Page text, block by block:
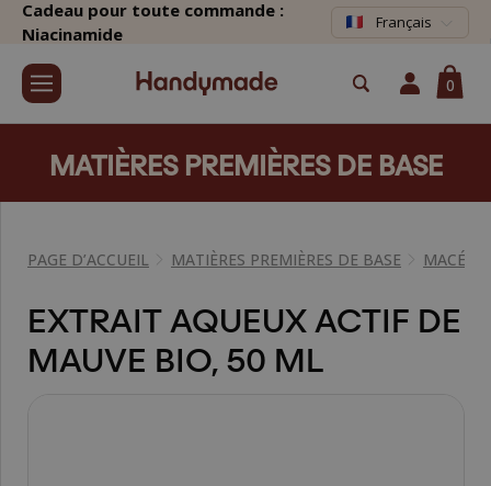
Cadeau pour toute commande :
Niacinamide
Français
0
MATIÈRES PREMIÈRES DE BASE
PAGE D’ACCUEIL MATIÈRES PREMIÈRES DE BASE
EXTRAIT AQUEUX ACTIF DE
MAUVE BIO, 50 ML